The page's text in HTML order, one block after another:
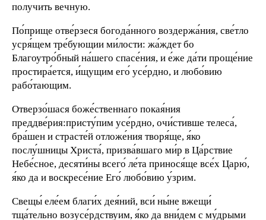
получить вечную.
По́прище отве́рзеся богода́нного воздержа́ния, све́тло
усря́щем тре́бующии ми́лости: жа́ждет бо
Благоутро́бный на́шего спасе́ния, и е́же да́ти проще́ние
простира́ется, и́щущим его́ усе́рдно, и любо́вию
рабо́тающим.
Отверзо́шася боже́ственнаго покая́ния
преддве́рия:присту́пим усе́рдно, очи́стивше телеса́,
бра́шен и страсте́й отложе́ния творя́ще, я́ко
послу́шницы Христа́, призва́вшаго ми́р в Ца́рствие
Небе́сное, десяти́ны всего́ ле́та принося́ще все́х Царю́,
я́ко да и воскресе́ние Его́ любо́вию у́зрим.
Свещы́ еле́ем благи́х дея́ний, вси́ ны́не вжещи́
тща́тельно возусе́рдствуим, я́ко да вни́дем с му́дрыми